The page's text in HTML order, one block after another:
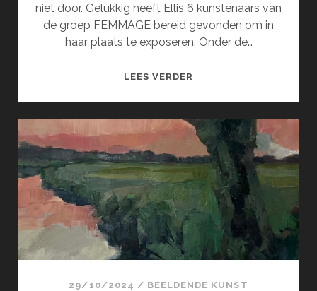
niet door. Gelukkig heeft Ellis 6 kunstenaars van
de groep FEMMAGE bereid gevonden om in
haar plaats te exposeren. Onder de…
LEES VERDER
NEVER
DONE
29/10/2024 / BEELDENDE KUNST